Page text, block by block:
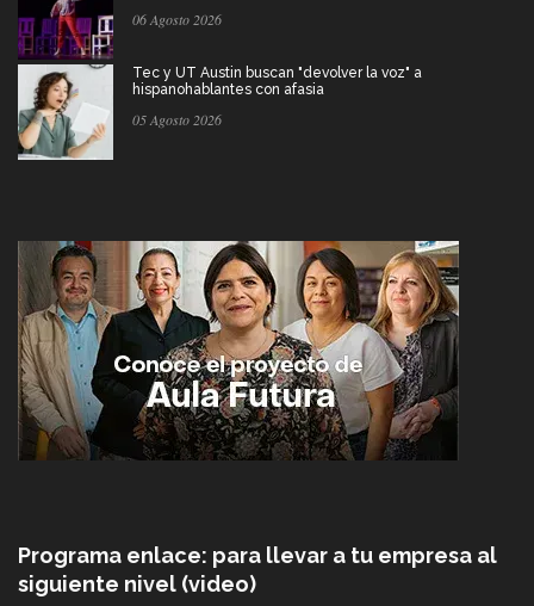
06 Agosto 2026
Tec y UT Austin buscan "devolver la voz" a
hispanohablantes con afasia
05 Agosto 2026
Programa enlace: para llevar a tu empresa al
siguiente nivel (video)